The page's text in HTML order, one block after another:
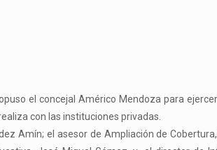
el concejal Américo Mendoza para
con las instituciones privadas.
Amín; el asesor de Ampliación de